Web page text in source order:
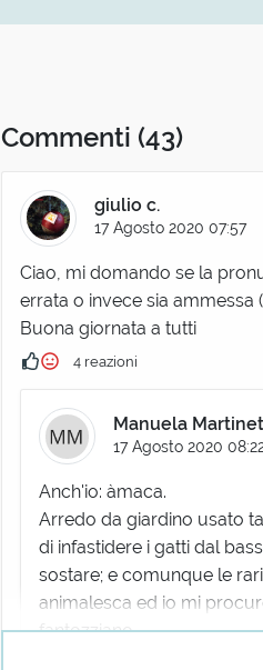
Commenti (43)
giulio c.
17 Agosto 2020 07:57
Ciao, mi domando se la
errata o invece sia
Buona giornata a tutti
4 reazioni
Manuela
17 Agosto 2020
Anch'io: àmaca.
Arredo da giardino usato
di infastidere i gatti dal
sostare; e comunque le
animalesca ed io mi
fantozziano.